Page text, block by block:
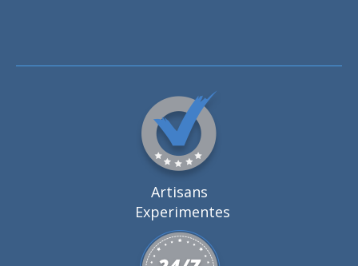
Artisans
Experimentes